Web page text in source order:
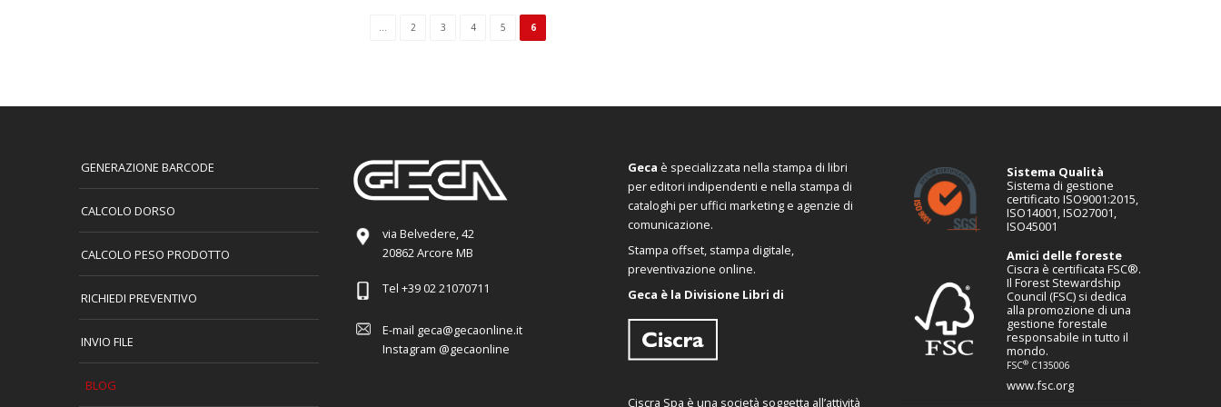
... 2 3 4 5 6
GENERAZIONE BARCODE
CALCOLO DORSO
CALCOLO PESO PRODOTTO
RICHIEDI PREVENTIVO
INVIO FILE
BLOG
via Belvedere, 42
20862 Arcore MB
Tel +39 02 21070711
E-mail geca@gecaonline.it
Instagram @gecaonline
Geca è specializzata nella stampa di libri
per editori indipendenti e nella stampa di
cataloghi per uffici marketing e agenzie di
comunicazione.
Stampa offset, stampa digitale,
preventivazione online.
Geca è la Divisione Libri di
Ciscra Spa è una società soggetta all’attività
Sistema Qualità
Sistema di gestione
certificato ISO9001:2015,
ISO14001, ISO27001,
ISO45001
Amici delle foreste
Ciscra è certificata FSC®.
Il Forest Stewardship
Council (FSC) si dedica
alla promozione di una
gestione forestale
responsabile in tutto il
mondo.
FSC®C135006
www.fsc.org